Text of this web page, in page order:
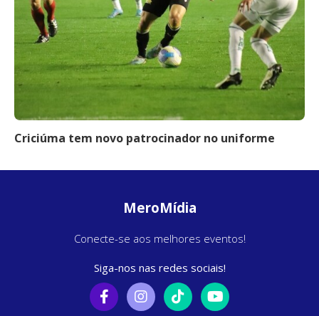
Criciúma tem novo patrocinador no uniforme
MeroMídia
Conecte-se aos melhores eventos!
Siga-nos nas redes sociais!